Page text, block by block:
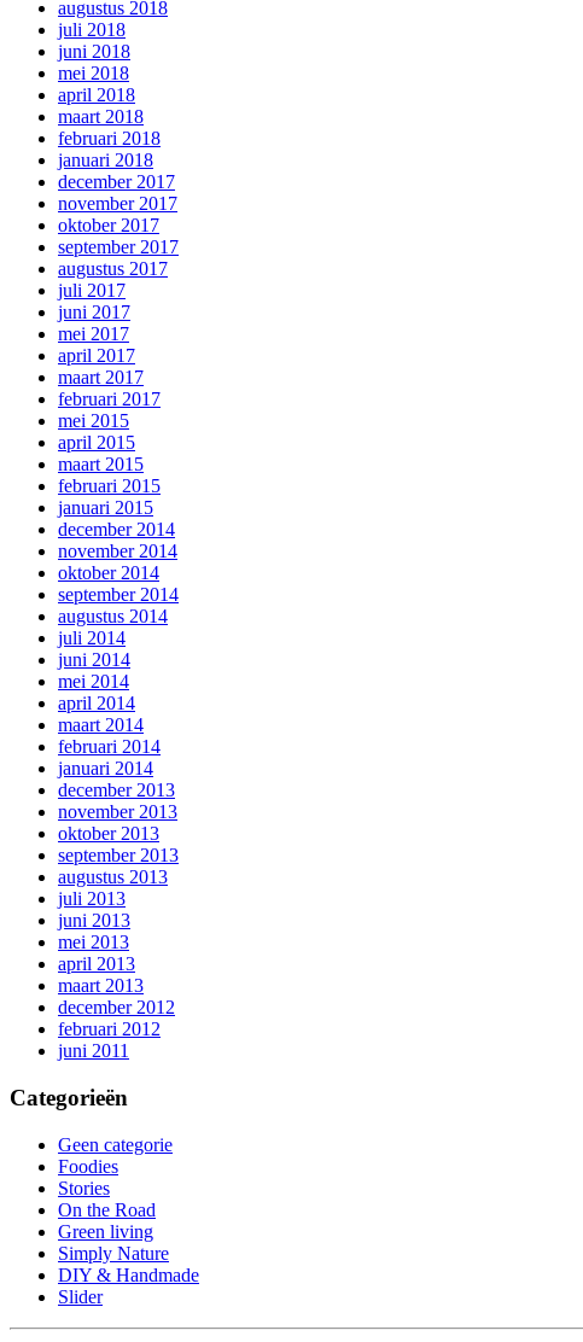
augustus 2018
juli 2018
juni 2018
mei 2018
april 2018
maart 2018
februari 2018
januari 2018
december 2017
november 2017
oktober 2017
september 2017
augustus 2017
juli 2017
juni 2017
mei 2017
april 2017
maart 2017
februari 2017
mei 2015
april 2015
maart 2015
februari 2015
januari 2015
december 2014
november 2014
oktober 2014
september 2014
augustus 2014
juli 2014
juni 2014
mei 2014
april 2014
maart 2014
februari 2014
januari 2014
december 2013
november 2013
oktober 2013
september 2013
augustus 2013
juli 2013
juni 2013
mei 2013
april 2013
maart 2013
december 2012
februari 2012
juni 2011
Categorieën
Geen categorie
Foodies
Stories
On the Road
Green living
Simply Nature
DIY & Handmade
Slider